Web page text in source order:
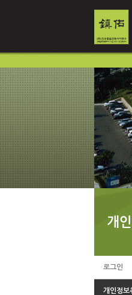
개
로그인
개인정보